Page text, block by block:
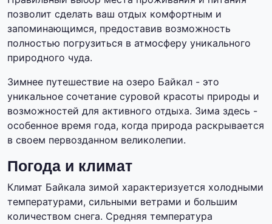
позволит сделать ваш отдых комфортным и
запоминающимся, предоставив возможность
полностью погрузиться в атмосферу уникального
природного чуда.
Зимнее путешествие на озеро Байкал - это
уникальное сочетание суровой красоты природы и
возможностей для активного отдыха. Зима здесь -
особенное время года, когда природа раскрывается
в своем первозданном великолепии.
Погода и климат
Климат Байкала зимой характеризуется холодными
температурами, сильными ветрами и большим
количеством снега. Средняя температура